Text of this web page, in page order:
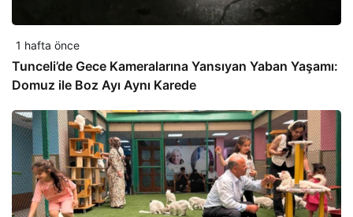
1 hafta önce
Tunceli’de Gece Kameralarına Yansıyan Yaban Yaşamı:
Domuz ile Boz Ayı Aynı Karede